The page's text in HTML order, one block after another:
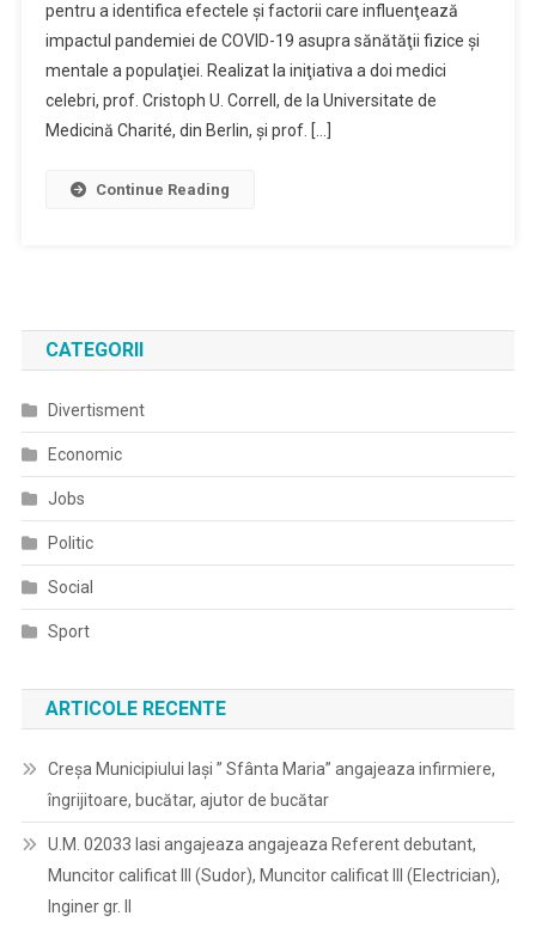
pentru a identifica efectele şi factorii care influenţează
impactul pandemiei de COVID-19 asupra sănătăţii fizice şi
mentale a populaţiei. Realizat la iniţiativa a doi medici
celebri, prof. Cristoph U. Correll, de la Universitate de
Medicină Charité, din Berlin, şi prof. […]
Continue Reading
CATEGORII
Divertisment
Economic
Jobs
Politic
Social
Sport
ARTICOLE RECENTE
Creșa Municipiului Iași ” Sfânta Maria” angajeaza infirmiere,
îngrijitoare, bucătar, ajutor de bucătar
U.M. 02033 Iasi angajeaza angajeaza Referent debutant,
Muncitor calificat III (Sudor), Muncitor calificat III (Electrician),
Inginer gr. II